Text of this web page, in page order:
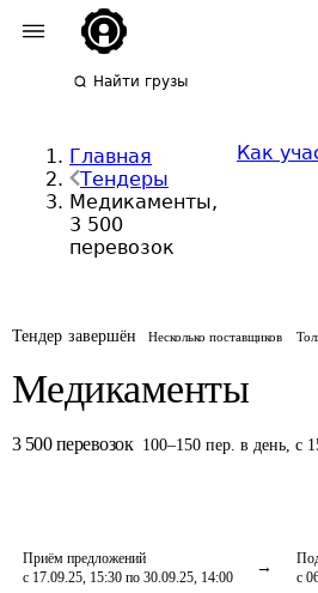
Найти грузы
Главная
Тендеры
Медикаменты,
3 500
перевозок
Как
Тендер завершён Несколько поставщиков
Медикаменты
3 500 перевозок 100–150 пер. в день,с
Приём предложений
с 17.09.25, 15:30 по 30.09.25, 14:00
с